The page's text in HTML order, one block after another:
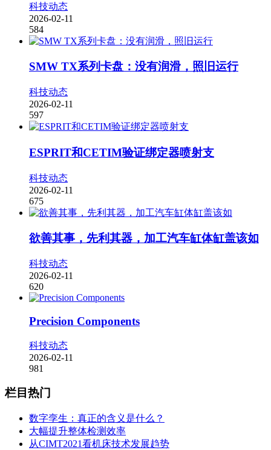
科技动态
2026-02-11
584
SMW TX系列卡盘：没有润滑，照旧运行
科技动态
2026-02-11
597
ESPRIT和CETIM验证绑定器喷射支
科技动态
2026-02-11
675
欲善其事，先利其器，加工汽车缸体缸盖该如
科技动态
2026-02-11
620
Precision Components
科技动态
2026-02-11
981
栏目热门
数字孪生：真正的含义是什么？
大幅提升整体检测效率
从CIMT2021看机床技术发展趋势